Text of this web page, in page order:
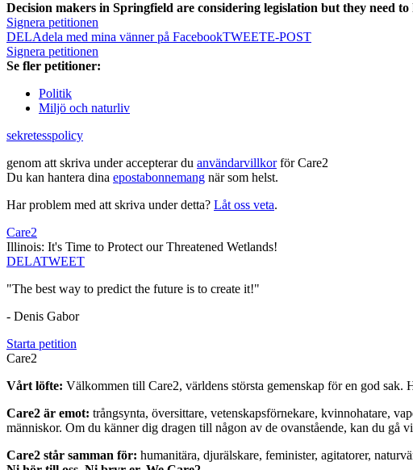
Decision makers in Springfield are considering legislation but they need
Signera petitionen
DELAdela med mina vänner på FacebookTWEETE-POST
Signera petitionen
Se fler petitioner:
Politik
Miljö och naturliv
sekretesspolicy
genom att skriva under accepterar du användarvillkorför Care2
Du kan hantera dina epostabonnemang när som helst.
Har problem med att skriva under detta? Låt oss veta.
Care2
Illinois: It's Time to Protect our Threatened Wetlands!
DELATWEET
"The best way to predict the future is to create it!"
- Denis Gabor
Starta petition
Care2
Vårt löfte: Välkommen till Care2, världens största gemenskap för en god
Care2 är emot: trångsynta, översittare, vetenskapsförnekare, kvinnohatare,
människor. Om du känner dig dragen till någon av de ovanstående, kan du gå
Care2 står samman för: humanitära, djurälskare, feminister, agitatorer,